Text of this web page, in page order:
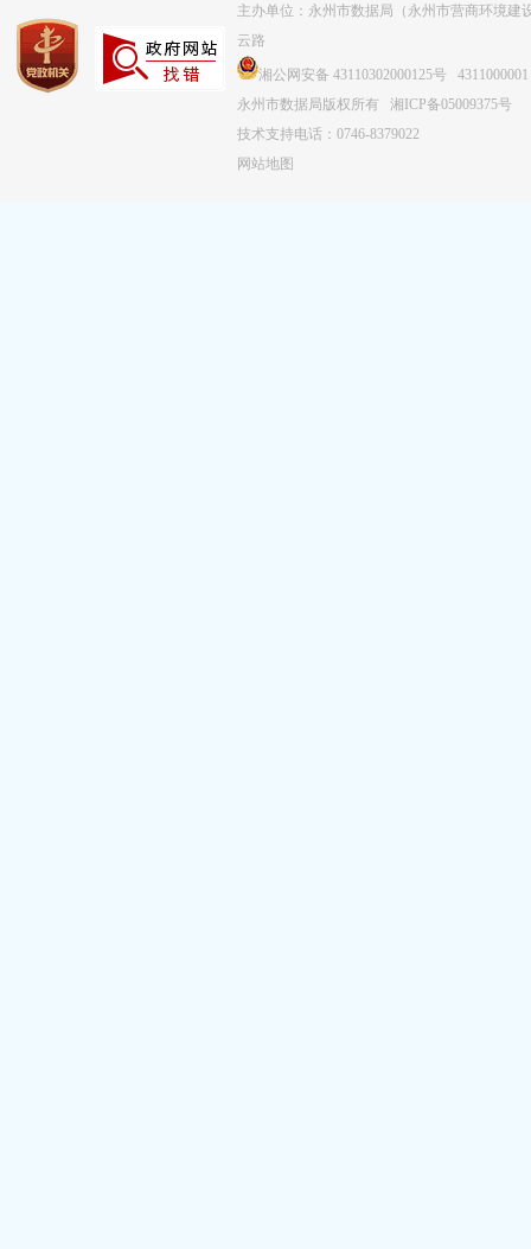
主办单位：永州市数据局（永州市营商环境
云路
湘公网安备 43110302000125号 4311000001
永州市数据局版权所有 湘ICP备05009375号
技术支持电话：0746-8379022
网站地图